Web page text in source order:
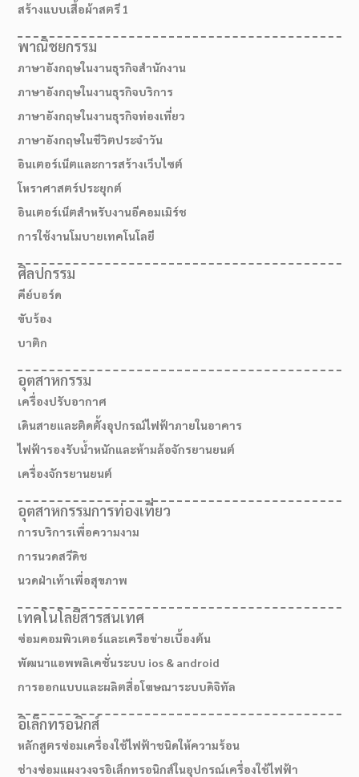
สมัครเรียน
เส้นทางมาโรงเรียน
สร้างแบบเสื้อผ้าสตรี 1
พาณิชยกรรม
ภาษาอังกฤษในงานธุรกิจสำนักงาน
ภาษาอังกฤษในงานธุรกิจบริการ
ภาษาอังกฤษในงานธุรกิจท่องเที่ยว
ภาษาอังกฤษในชีวิตประจำวัน
อินเตอร์เน็ตและการสร้างเว็บไซต์
โหราศาสตร์ประยุกต์
อินเตอร์เน็ตสำหรับงานอีคอมเมิร์ช
การใช้งานโมบายเทคโนโลยี
ศิลปกรรม
คีย์บอร์ด
ขับร้อง
บาติก
อุตสาหกรรม
เครื่องปรับอากาศ
เดินสายและติดตั้งอุปกรณ์ไฟฟ้าภายในอาคาร
ไฟฟ้ารองรับน้ำหนักและห้ามล้อจักรยานยนต์
เครื่องจักรยานยนต์
อุตสาหกรรมการท่องเที่ยว
การบริการเพื่อความงาม
การนวดสวีดิช
นวดฝ่าเท้าเพื่อสุขภาพ
เทคโนโลยีสารสนเทศ
ซ่อมคอมพิวเตอร์และเครือข่ายเบื้องต้น
พัฒนาแอพพลิเคชั่นระบบ ios & android
การออกแบบและผลิตสื่อโฆษณาระบบดิจิทัล
อิเล็กทรอนิกส์
หลักสูตรซ่อมเครื่องใช้ไฟฟ้าชนิดให้ความร้อน
ช่างซ่อมแผงวงจรอิเล็กทรอนิกส์ในอุปกรณ์เครื่องใช้ไฟฟ้า